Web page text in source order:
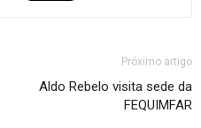
Próximo artigo
Aldo Rebelo visita sede da
FEQUIMFAR